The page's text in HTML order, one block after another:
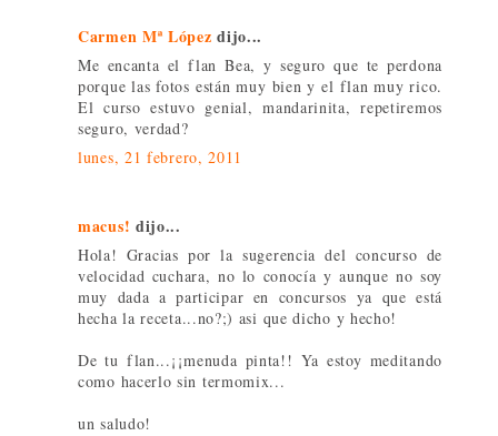
Carmen Mª López dijo...
Me encanta el flan Bea, y seguro que te perdona
porque las fotos están muy bien y el flan muy rico.
El curso estuvo genial, mandarinita, repetiremos
seguro, verdad?
lunes, 21 febrero, 2011
macus! dijo...
Hola! Gracias por la sugerencia del concurso de
velocidad cuchara, no lo conocía y aunque no soy
muy dada a participar en concursos ya que está
hecha la receta...no?;) asi que dicho y hecho!
De tu flan...¡¡menuda pinta!! Ya estoy meditando
como hacerlo sin termomix...
un saludo!